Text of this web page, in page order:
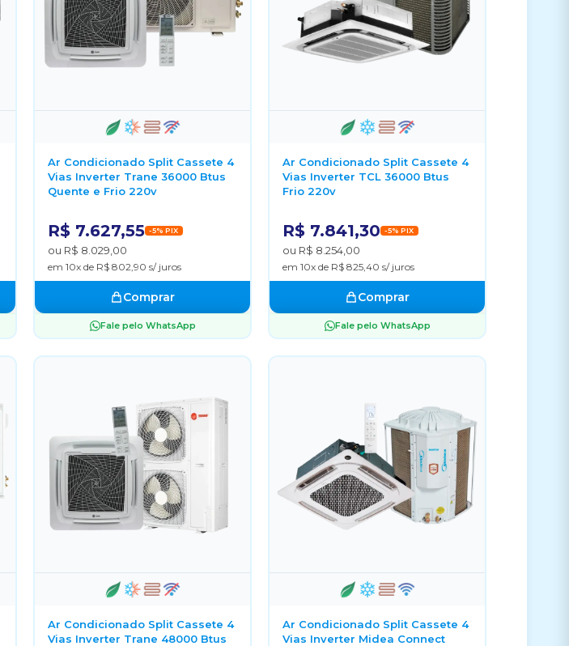
Ar Condicionado Split Cassete 4
Vias Inverter Trane 36000 Btus
Quente e Frio 220v
R$ 7.627,55 -5% PIX
ou R$ 8.029,00
em 10x de R$ 802,90 s/ juros
Comprar
Fale pelo WhatsApp
Ar Condicionado Split Cassete 4
Vias Inverter TCL 36000 Btus
Frio 220v
R$ 7.841,30 -5% PIX
ou R$ 8.254,00
em 10x de R$ 825,40 s/ juros
Comprar
Fale pelo WhatsApp
Ar Condicionado Split Cassete 4
Vias Inverter Trane 48000 Btus
Ar Condicionado Split Cassete 4
Vias Inverter Midea Connect